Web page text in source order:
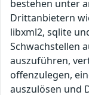
bestehen unter
Drittanbietern
libxml2, sqlite
Schwachstellen
auszuführen,
offenzulegen,
auszulösen und